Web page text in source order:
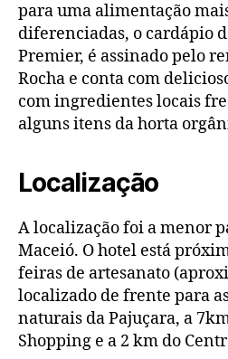
para uma alimentação
diferenciadas, o cardápio
Premier, é assinado pelo
Rocha e conta com
com ingredientes locais
alguns itens da horta
Localização
A localização foi a menor
Maceió. O hotel está
feiras de artesanato
localizado de frente para
naturais da Pajuçara, a
Shopping e a 2 km do